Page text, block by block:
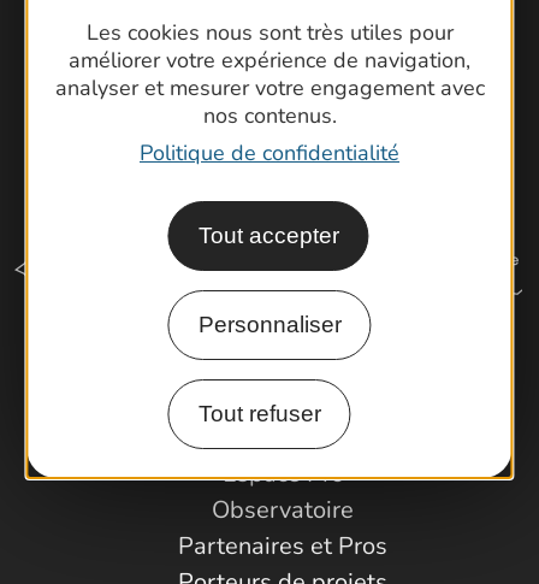
Les cookies nous sont très utiles pour
améliorer votre expérience de navigation,
analyser et mesurer votre engagement avec
nos contenus.
Politique de confidentialité
Tout accepter
Personnaliser
Tout refuser
Comment venir ?
Espace Pro
Observatoire
Partenaires et Pros